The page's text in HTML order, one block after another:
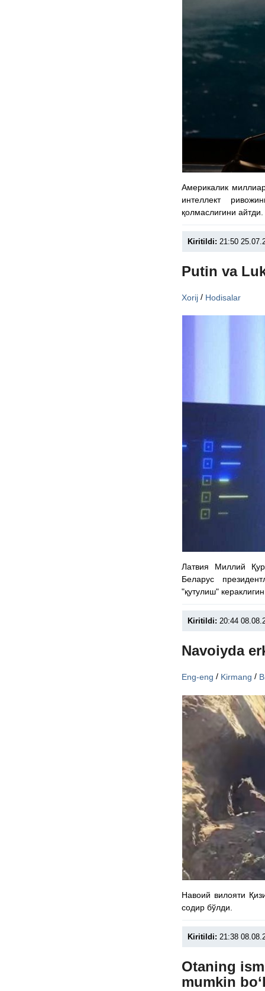
Америкалик
интеллект
қолмаслигини айтди.
Kiritildi: 21:50
Putin va
Xorij / Hodisalar
Латвия Миллий
Беларус
"қутулиш"
Kiritildi: 20:44
Navoiyda
Eng-eng / Kirmang /
Навоий вилояти
содир бўлди.
Kiritildi: 21:38
Otaning
mumkin